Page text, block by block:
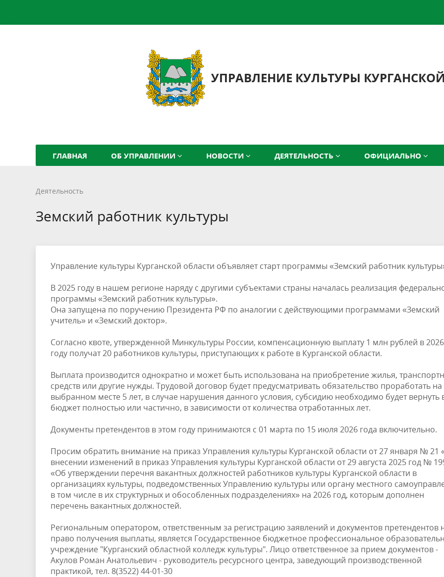
УПРАВЛЕНИЕ КУЛЬТУРЫ
ГЛАВНАЯ ОБ УПРАВЛЕНИИ НОВОСТИ ДЕЯТЕЛЬНОСТЬ ОФИЦИАЛЬНО
Деятельность
Земский работник культуры
Управление культуры Курганской области объявляет старт программы «Земский работник
В 2025 году в нашем регионе наряду с другими субъектами страны началась реализация
программы «Земский работник культуры».
Она запущена по поручению Президента РФ по аналогии с действующими программами «Земский
учитель» и «Земский доктор».
Согласно квоте, утвержденной Минкультуры России, компенсационную выплату 1 млн рублей в 2026
году получат 20 работников культуры, приступающих к работе в Курганской области.
Выплата производится однократно и может быть использована на приобретение жилья,
средств или другие нужды. Трудовой договор будет предусматривать обязательство проработать на
выбранном месте 5 лет, в случае нарушения данного условия, субсидию необходимо будет вернуть
бюджет полностью или частично, в зависимости от количества отработанных лет.
Документы претендентов в этом году принимаются с 01 марта по 15 июля 2026 года включительно.
Просим обратить внимание на приказ Управления культуры Курганской области от 27 января № 21
внесении изменений в приказ Управления культуры Курганской области от 29 августа 2025 год №
«Об утверждении перечня вакантных должностей работников культуры Курганской области в
организациях культуры, подведомственных Управлению культуры или органу местного
в том числе в их структурных и обособленных подразделениях» на 2026 год, которым дополнен
перечень вакантных должностей.
Региональным оператором, ответственным за регистрацию заявлений и документов претендентов
право получения выплаты, является Государственное бюджетное профессиональное
учреждение "Курганский областной колледж культуры". Лицо ответственное за прием документов -
Акулов Роман Анатольевич - руководитель ресурсного центра, заведующий производственной
практикой, тел. 8(3522) 44-01-30